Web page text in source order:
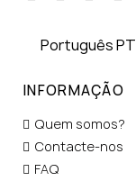
Português PT
INFORMAÇÃO
Quem somos?
Contacte-nos
FAQ